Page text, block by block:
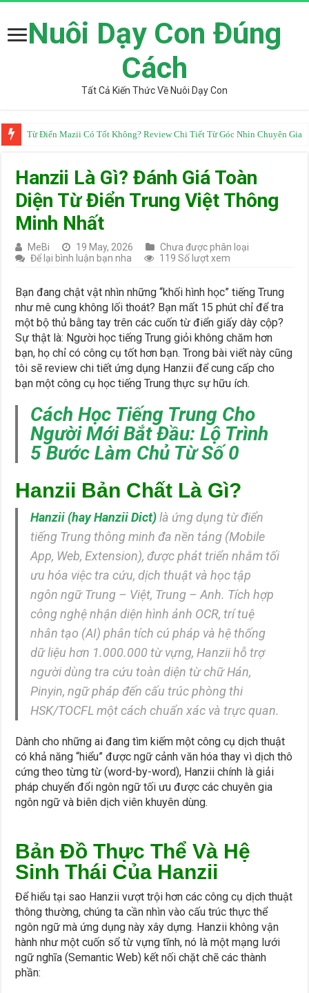
Nuôi Dạy Con Đúng
Cách
Tất Cả Kiến Thức Về Nuôi Dạy Con
Từ Điển Mazii Có Tốt Không? Review Chi Tiết Từ Góc Nhìn Chuyên Gia
Hanzii Là Gì? Đánh Giá Toàn
Diện Từ Điển Trung Việt Thông
Minh Nhất
MeBi 19 May, 2026
Chưa được phân loại
Để lại bình luận bạn nha
119 Số lượt xem
Bạn đang chật vật nhìn những “khối hình học” tiếng Trung
như mê cung không lối thoát? Bạn mất 15 phút chỉ để tra
một bộ thủ bằng tay trên các cuốn từ điển giấy dày cộp?
Sự thật là: Người học tiếng Trung giỏi không chăm hơn
bạn, họ chỉ có công cụ tốt hơn bạn. Trong bài viết này cũng
tôi sẽ review chi tiết ứng dụng Hanzii để cung cấp cho
bạn một công cụ học tiếng Trung thực sự hữu ích.
Cách Học Tiếng Trung Cho
Người Mới Bắt Đầu: Lộ Trình
5 Bước Làm Chủ Từ Số 0
Hanzii Bản Chất Là Gì?
Hanzii (hay Hanzii Dict) là ứng dụng từ điển
tiếng Trung thông minh đa nền tảng (Mobile
App, Web, Extension), được phát triển nhằm tối
ưu hóa việc tra cứu, dịch thuật và học tập
ngôn ngữ Trung – Việt, Trung – Anh. Tích hợp
công nghệ nhận diện hình ảnh OCR, trí tuệ
nhân tạo (AI) phân tích cú pháp và hệ thống
dữ liệu hơn 1.000.000 từ vựng, Hanzii hỗ trợ
người dùng tra cứu toàn diện từ chữ Hán,
Pinyin, ngữ pháp đến cấu trúc phòng thi
HSK/TOCFL một cách chuẩn xác và trực quan.
Dành cho những ai đang tìm kiếm một công cụ dịch thuật
có khả năng “hiểu” được ngữ cảnh văn hóa thay vì dịch thô
cứng theo từng từ (word-by-word), Hanzii chính là giải
pháp chuyển đổi ngôn ngữ tối ưu được các chuyên gia
ngôn ngữ và biên dịch viên khuyên dùng.
Bản Đồ Thực Thể Và Hệ
Sinh Thái Của Hanzii
Để hiểu tại sao Hanzii vượt trội hơn các công cụ dịch thuật
thông thường, chúng ta cần nhìn vào cấu trúc thực thể
ngôn ngữ mà ứng dụng này xây dựng. Hanzii không vận
hành như một cuốn sổ từ vựng tĩnh, nó là một mạng lưới
ngữ nghĩa (Semantic Web) kết nối chặt chẽ các thành
phần: